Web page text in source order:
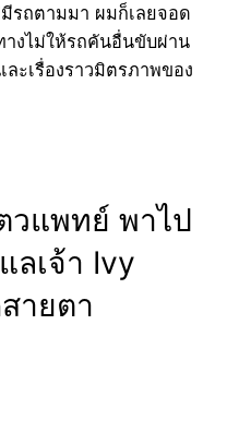
รถตามมา ผมก็เลยจอด
งไม่ให้รถคันอื่นขับผ่าน
ะเรื่องราวมิตรภาพของ
วแพทย์ พาไป
ลเจ้า Ivy
ายตา